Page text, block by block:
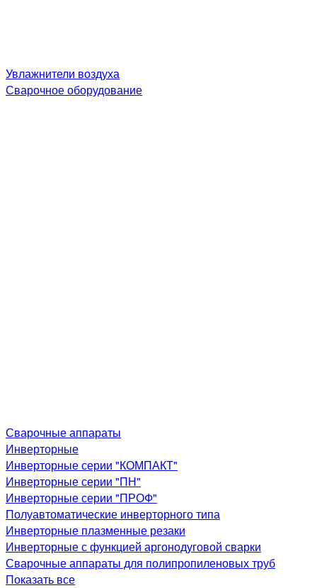
Увлажнители воздуха
Сварочное оборудование
Сварочные аппараты
Инверторные
Инверторные серии "КОМПАКТ"
Инверторные серии "ПН"
Инверторные серии "ПРОФ"
Полуавтоматические инверторного типа
Инверторные плазменные резаки
Инверторные с функцией аргонодуговой сварки
Сварочные аппараты для полипропиленовых труб
Показать все